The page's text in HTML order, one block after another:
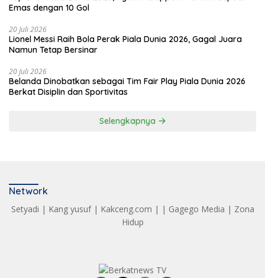
Emas dengan 10 Gol
20 Juli 2026
Lionel Messi Raih Bola Perak Piala Dunia 2026, Gagal Juara
Namun Tetap Bersinar
20 Juli 2026
Belanda Dinobatkan sebagai Tim Fair Play Piala Dunia 2026
Berkat Disiplin dan Sportivitas
Selengkapnya
Network
Setyadi | Kang yusuf| Kakceng.com | | Gagego Media | Zona
Hidup